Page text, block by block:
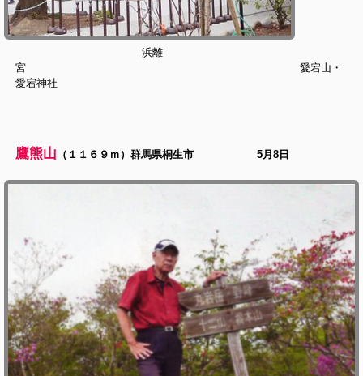
浜離
宮 愛宕山・
愛宕神社
鷹熊山 （１１６９ｍ）群馬県桐生市 5月8日